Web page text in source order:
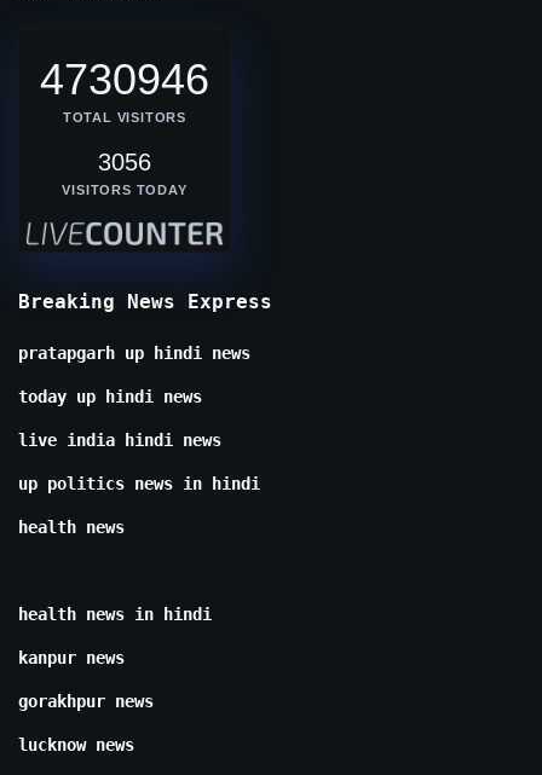
4730946
TOTAL VISITORS
3056
VISITORS TODAY
Breaking News Express
pratapgarh up hindi news
today up hindi news
live india hindi news
up politics news in hindi
health news
health news in hindi
kanpur news
gorakhpur news
lucknow news